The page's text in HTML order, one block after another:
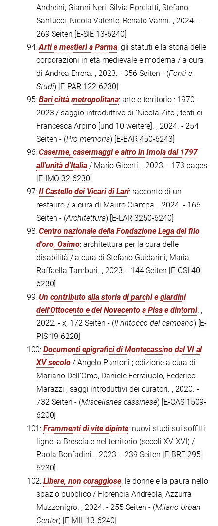
Andreini, Gianni Neri, Silvia Porciatti, Stefano
Santucci, Nicola Valente, Renato Vanni. , 2024. -
269 Seiten [E-SIE 13-6240]
94:Arti e mestieri a Parma: gli statuti e la storia delle
corporazioni in età medievale e moderna / a cura
di Andrea Errera. , 2023. - 356 Seiten - (Fonti e
Studi) [E-PAR 122-6230]
95: Bari città metropolitana: arte e territorio : 1970-
2023 / saggio introduttivo di 'Nicola Zito ; testi di
Francesca Arpino [und 10 weitere]. , 2024. - 254
Seiten - (Pro memoria) [E-BAR 450-6243]
96: Caserme, casermaggi e altro in Imola dal 1797
all'unità d'Italia / Mario Giberti. , 2023. - 173 pages
[E-IMO 32-6230]
97: Il Castello dei Vicari di Lari: racconto di un
restauro / a cura di Mauro Ciampa. , 2024. - 166
Seiten - (Architettura) [E-LAR 3250-6240]
98: Centro nazionale della Fondazione Lega del filo
d'oro, Osimo: architettura per la cura delle
disabilità / a cura di Stefano Guidarini, Maria
Raffaella Tamburi. , 2023. - 144 Seiten [E-OSI 40-
6230]
99: Un contributo alla storia di parchi e giardini
dell'Ottocento e del Novecento a Pisa e dintorni. ,
2022. - x, 172 Seiten - (Il rintocco del campano) [E-
PIS 19-6220]
100: Documenti epigrafici di Montecassino dal VI al
XV secolo / Angelo Pantoni ; edizione a cura di
Mariano Dell'Omo, Daniele Ferraiuolo, Federico
Marazzi ; saggi introduttivi dei curatori. , 2020. -
732 Seiten - (Miscellanea cassinese) [E-CAS 1509-
6200]
101: Frammenti di vite dipinte: nuovi studi sui soffitti
lignei a Brescia e nel territorio (secoli XV-XVI) /
Paola Bonfadini. , 2023. - 239 Seiten [E-BRE 295-
6230]
102: Libere, non coraggiose: le donne e la paura nello
spazio pubblico / Florencia Andreola, Azzurra
Muzzonigro. , 2024. - 255 Seiten - (Milano Urban
Center) [E-MIL 13-6240]